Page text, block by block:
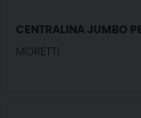
CENTRALINA JUMBO
MORETTI